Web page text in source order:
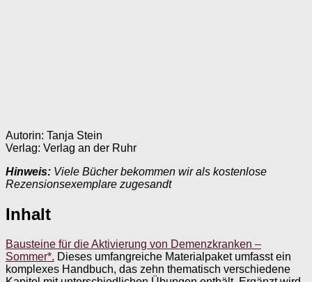
Autorin: Tanja Stein
Verlag: Verlag an der Ruhr
Hinweis: Viele Bücher bekommen wir als kostenlose
Rezensionsexemplare zugesandt
Inhalt
Bausteine für die Aktivierung von Demenzkranken –
Sommer*. Dieses umfangreiche Materialpaket umfasst ein
komplexes Handbuch, das zehn thematisch verschiedene